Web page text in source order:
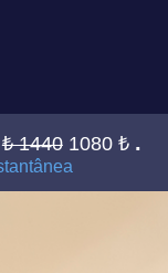
₺ 1440 1080 ₺ .